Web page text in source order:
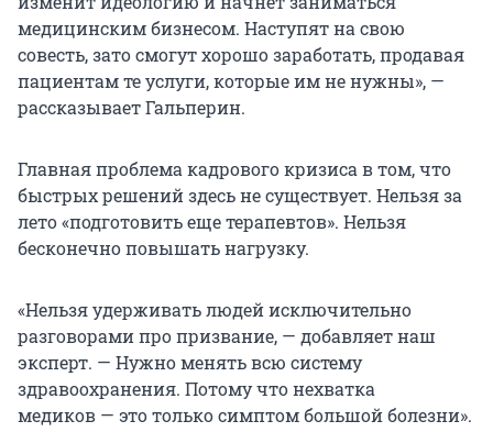
медицинским бизнесом. Наступят на свою
совесть, зато смогут хорошо заработать, продавая
пациентам те услуги, которые им не нужны», —
рассказывает Гальперин.
Главная проблема кадрового кризиса в том, что
быстрых решений здесь не существует. Нельзя за
лето «подготовить еще терапевтов». Нельзя
бесконечно повышать нагрузку.
«Нельзя удерживать людей исключительно
разговорами про призвание, — добавляет наш
эксперт. — Нужно менять всю систему
здравоохранения. Потому что нехватка
медиков — это только симптом большой болезни».